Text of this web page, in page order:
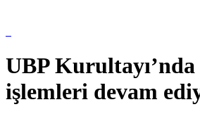
UBP
işlemleri devam